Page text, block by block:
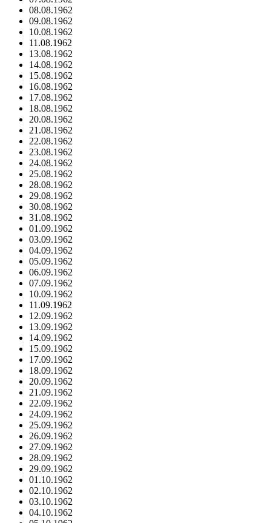
08.08.1962
09.08.1962
10.08.1962
11.08.1962
13.08.1962
14.08.1962
15.08.1962
16.08.1962
17.08.1962
18.08.1962
20.08.1962
21.08.1962
22.08.1962
23.08.1962
24.08.1962
25.08.1962
28.08.1962
29.08.1962
30.08.1962
31.08.1962
01.09.1962
03.09.1962
04.09.1962
05.09.1962
06.09.1962
07.09.1962
10.09.1962
11.09.1962
12.09.1962
13.09.1962
14.09.1962
15.09.1962
17.09.1962
18.09.1962
20.09.1962
21.09.1962
22.09.1962
24.09.1962
25.09.1962
26.09.1962
27.09.1962
28.09.1962
29.09.1962
01.10.1962
02.10.1962
03.10.1962
04.10.1962